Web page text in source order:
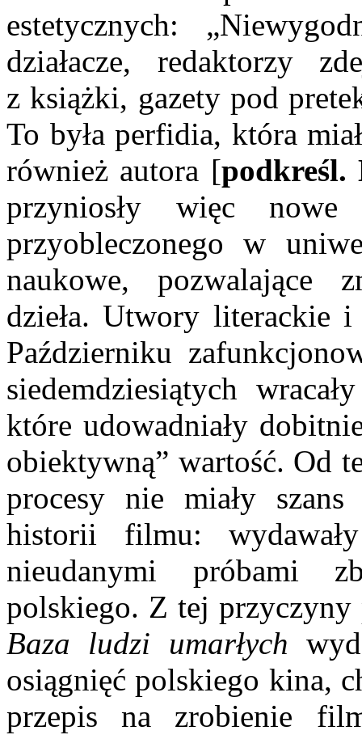
estetycznych:
działacze, redaktorzy
z książki, gazety pod
To była perfidia, która
również autora [podkreśl.
przyniosły więc
przyobleczonego w
naukowe, pozwalające
dzieła. Utwory literackie
Październiku
siedemdziesiątych
które udowadniały
obiektywną” wartość. Od
procesy nie miały
historii filmu:
nieudanymi próbami
polskiego. Z tej przyczyny
Baza ludzi umarłych
osiągnięć polskiego kina,
przepis na zrobienie